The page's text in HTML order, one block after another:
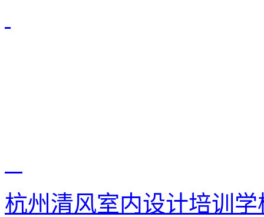
杭州清风室内设计培训学